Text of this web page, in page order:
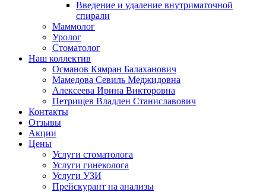
Введение и удаление внутриматочной
спирали
Маммолог
Уролог
Стоматолог
Наш коллектив
Османов Кямран Балаханович
Мамедова Севиль Меджидовна
Алексеева Ирина Викторовна
Петрищев Владлен Станиславович
Контакты
Отзывы
Акции
Цены
Услуги стоматолога
Услуги гинеколога
Услуги УЗИ
Прейскурант на анализы